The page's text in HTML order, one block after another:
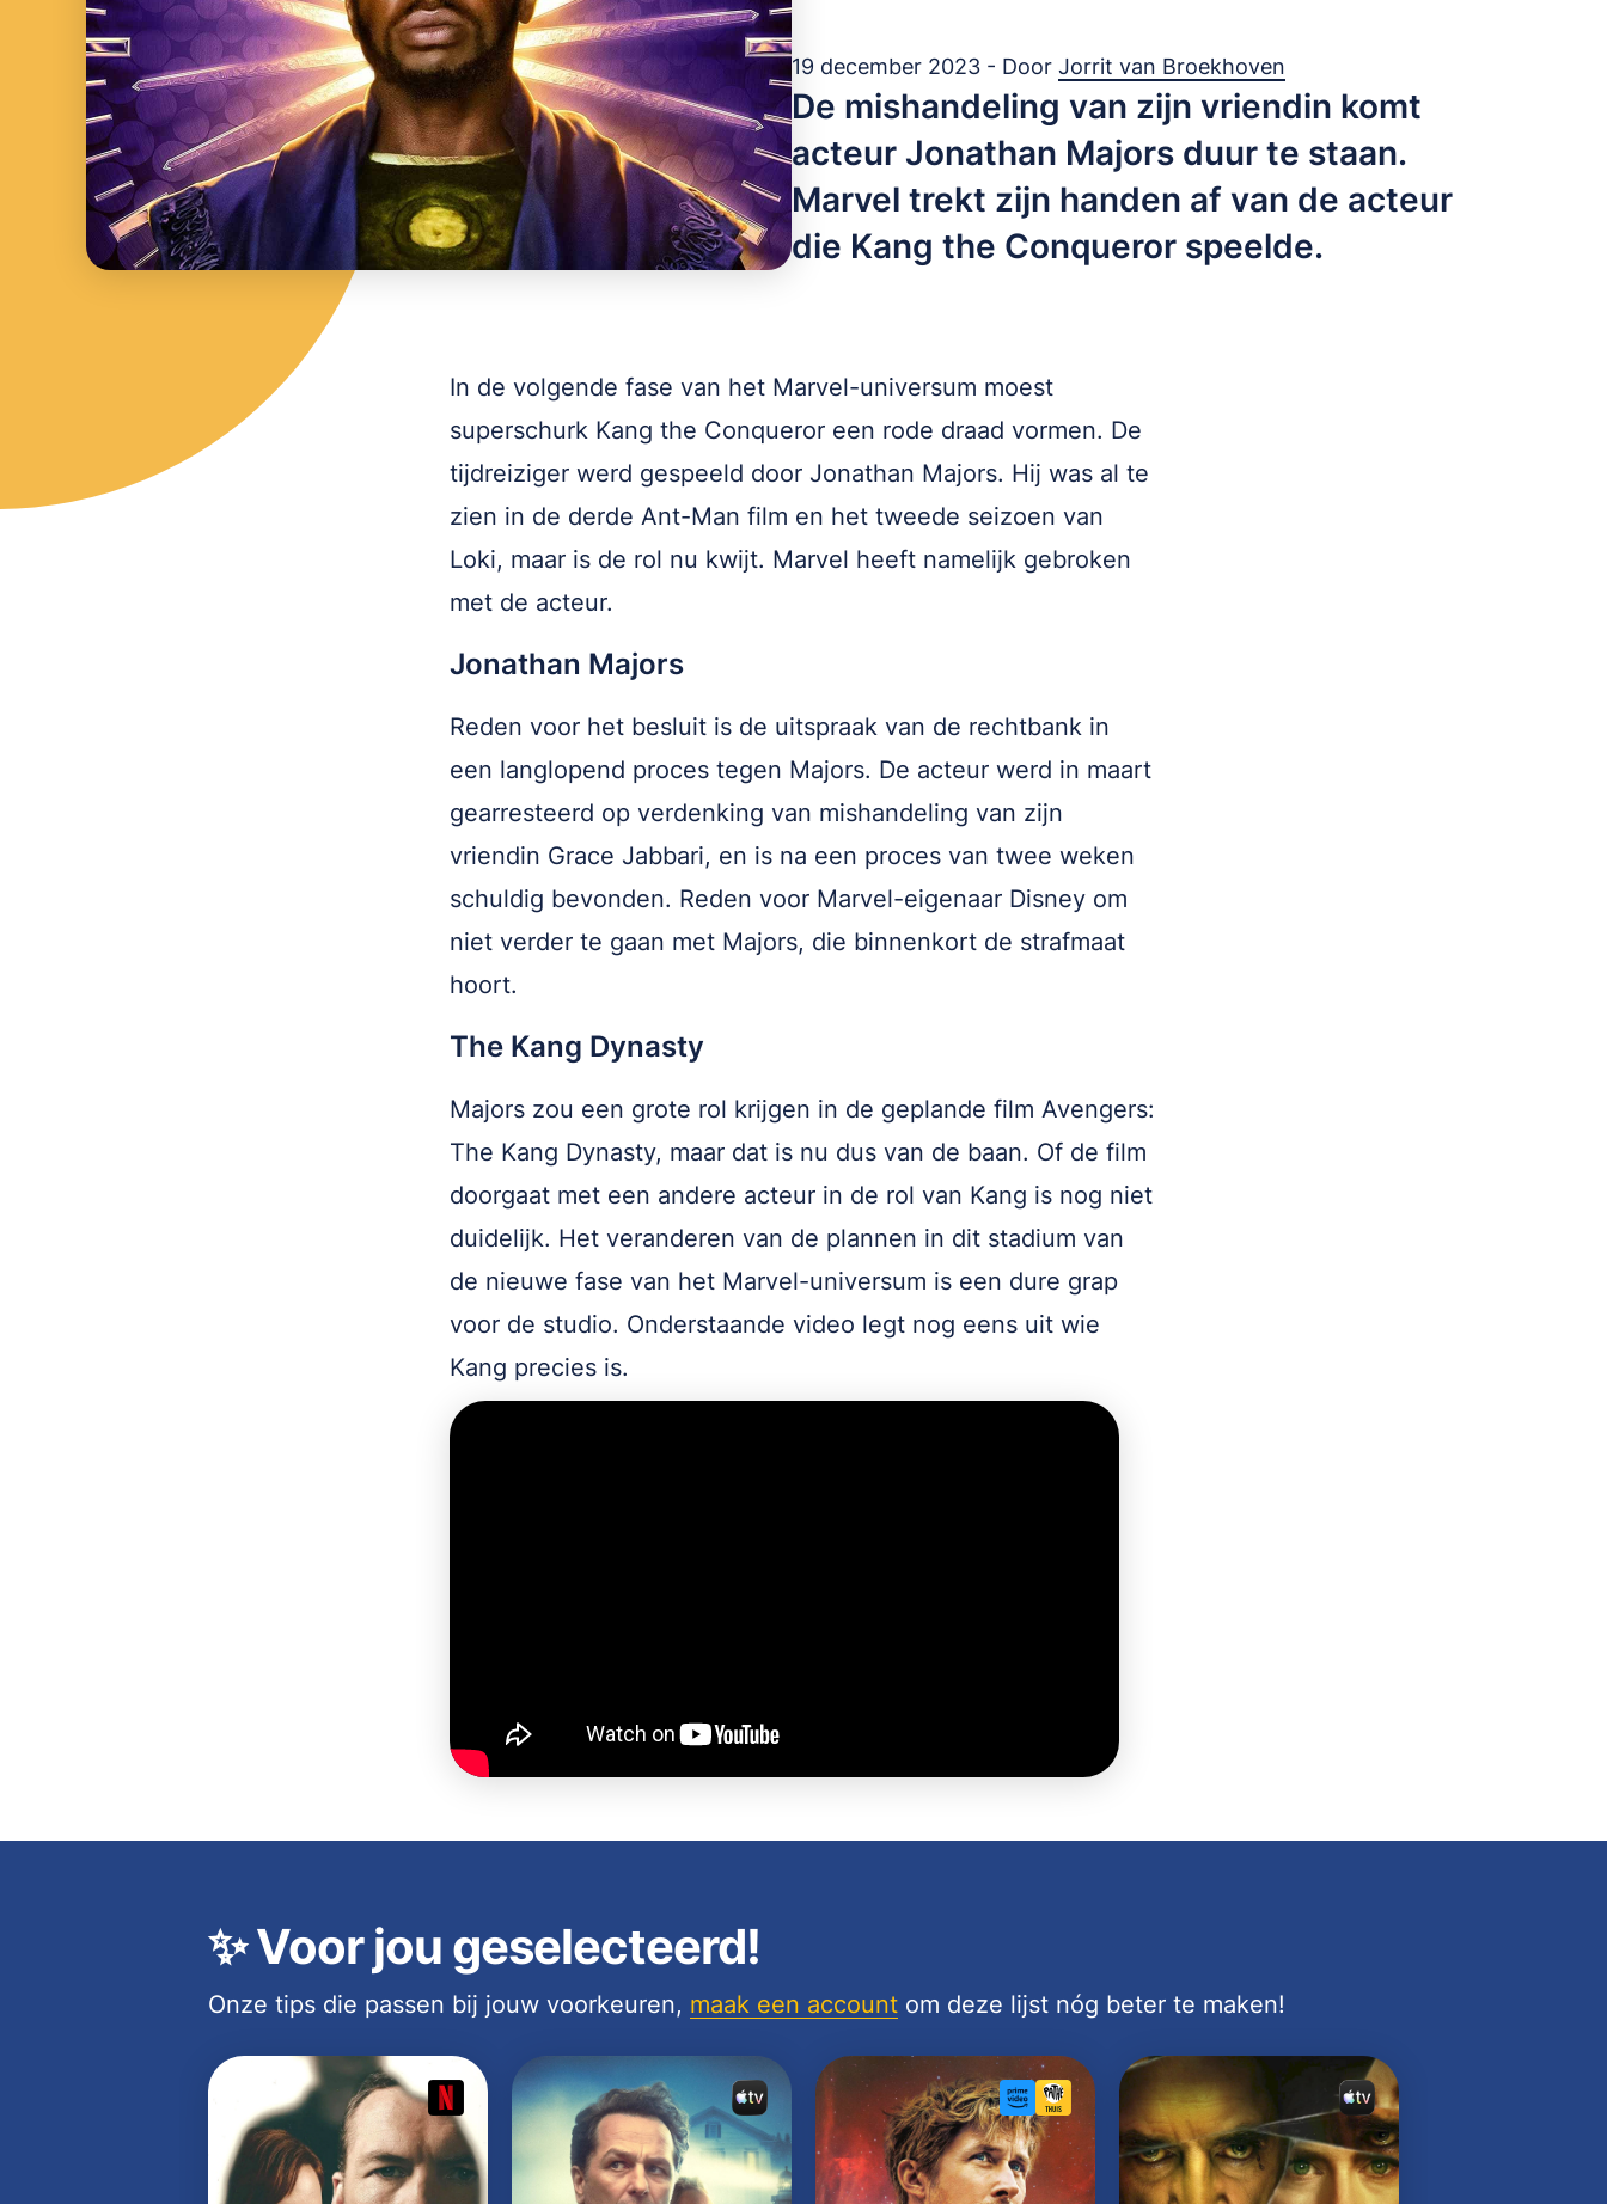
19 december 2023 - Door Jorrit van Broekhoven
De mishandeling van zijn vriendin komt
acteur Jonathan Majors duur te staan.
Marvel trekt zijn handen af van de acteur
die Kang the Conqueror speelde.
In de volgende fase van het Marvel-universum moest
superschurk Kang the Conqueror een rode draad vormen. De
tijdreiziger werd gespeeld door Jonathan Majors. Hij was al te
zien in de derde Ant-Man film en het tweede seizoen van
Loki, maar is de rol nu kwijt. Marvel heeft namelijk gebroken
met de acteur.
Jonathan Majors
Reden voor het besluit is de uitspraak van de rechtbank in
een langlopend proces tegen Majors. De acteur werd in maart
gearresteerd op verdenking van mishandeling van zijn
vriendin Grace Jabbari, en is na een proces van twee weken
schuldig bevonden. Reden voor Marvel-eigenaar Disney om
niet verder te gaan met Majors, die binnenkort de strafmaat
hoort.
The Kang Dynasty
Majors zou een grote rol krijgen in de geplande film Avengers:
The Kang Dynasty, maar dat is nu dus van de baan. Of de film
doorgaat met een andere acteur in de rol van Kang is nog niet
duidelijk. Het veranderen van de plannen in dit stadium van
de nieuwe fase van het Marvel-universum is een dure grap
voor de studio. Onderstaande video legt nog eens uit wie
Kang precies is.
✨Voor jou geselecteerd!
Onze tips die passen bij jouw voorkeuren, maak een account om deze lijst nóg beter te maken!